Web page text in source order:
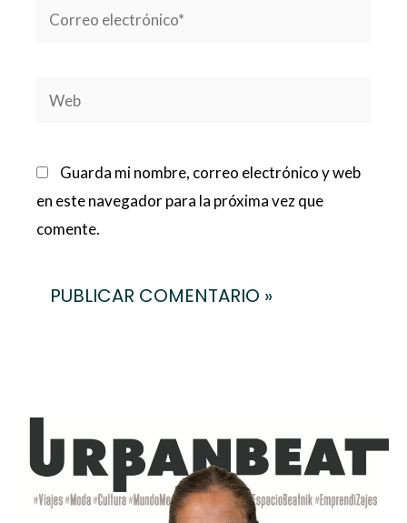
Correo
Web
Guarda mi nombre, correo electrónico y web
en este navegador para la próxima vez que
comente.